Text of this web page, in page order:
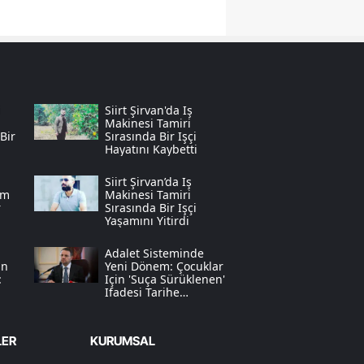
Sivas
Tekirdağ
Tokat
Trabzon
Tunceli
Şanlıurfa
Siirt Şirvan'da Iş
Makinesi Tamiri
Sırasında Bir Işçi
Hayatını Kaybetti
Siirt Şirvan’da Iş
Makinesi Tamiri
Sırasında Bir Işçi
Yaşamını Yitirdi
Adalet Sisteminde
Yeni Dönem: Çocuklar
Için 'suça Sürüklenen'
Ifadesi Tarihe
KURUMSAL